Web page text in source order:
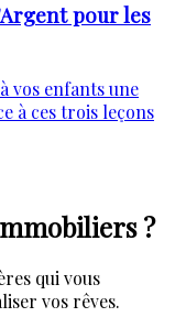
pour les
vos enfants une
à ces trois leçons
?
qui vous
vos rêves.